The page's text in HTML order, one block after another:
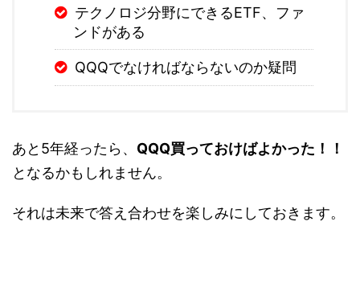
テクノロジ分野にできるETF、ファ
ンドがある
QQQでなければならないのか疑問
あと5年経ったら、 QQQ買っておけばよかった！！
となるかもしれません。
それは未来で答え合わせを楽しみにしておきます。